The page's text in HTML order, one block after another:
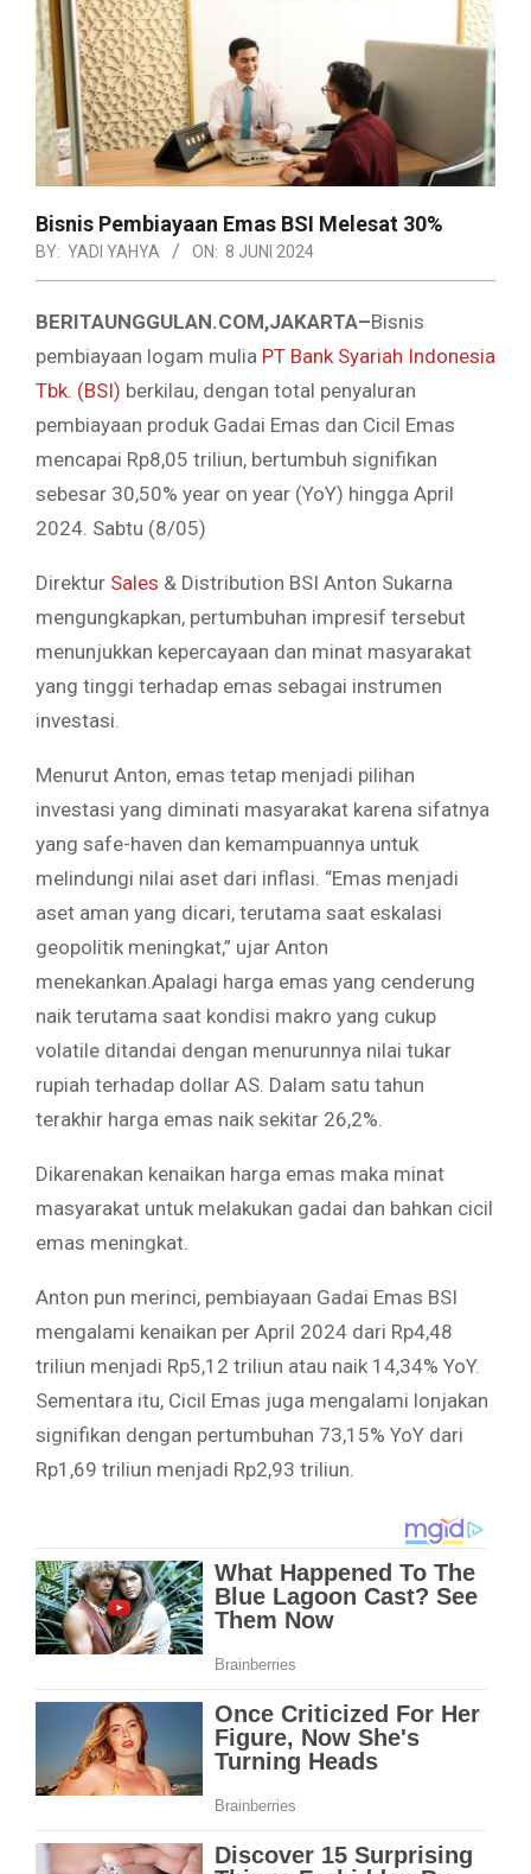
Bisnis Pembiayaan Emas BSI Melesat 30%
BY: YADI YAHYA ON: 8 JUNI 2024
BERITAUNGGULAN.COM,JAKARTA–Bisnis
pembiayaan logam mulia PT Bank Syariah Indonesia
Tbk. (BSI) berkilau, dengan total penyaluran
pembiayaan produk Gadai Emas dan Cicil Emas
mencapai Rp8,05 triliun, bertumbuh signifikan
sebesar 30,50% year on year (YoY) hingga April
2024. Sabtu (8/05)
Direktur Sales & Distribution BSI Anton Sukarna
mengungkapkan, pertumbuhan impresif tersebut
menunjukkan kepercayaan dan minat masyarakat
yang tinggi terhadap emas sebagai instrumen
investasi.
Menurut Anton, emas tetap menjadi pilihan
investasi yang diminati masyarakat karena sifatnya
yang safe-haven dan kemampuannya untuk
melindungi nilai aset dari inflasi. “Emas menjadi
aset aman yang dicari, terutama saat eskalasi
geopolitik meningkat,” ujar Anton
menekankan.Apalagi harga emas yang cenderung
naik terutama saat kondisi makro yang cukup
volatile ditandai dengan menurunnya nilai tukar
rupiah terhadap dollar AS. Dalam satu tahun
terakhir harga emas naik sekitar 26,2%.
Dikarenakan kenaikan harga emas maka minat
masyarakat untuk melakukan gadai dan bahkan cicil
emas meningkat.
Anton pun merinci, pembiayaan Gadai Emas BSI
mengalami kenaikan per April 2024 dari Rp4,48
triliun menjadi Rp5,12 triliun atau naik 14,34% YoY.
Sementara itu, Cicil Emas juga mengalami lonjakan
signifikan dengan pertumbuhan 73,15% YoY dari
Rp1,69 triliun menjadi Rp2,93 triliun.